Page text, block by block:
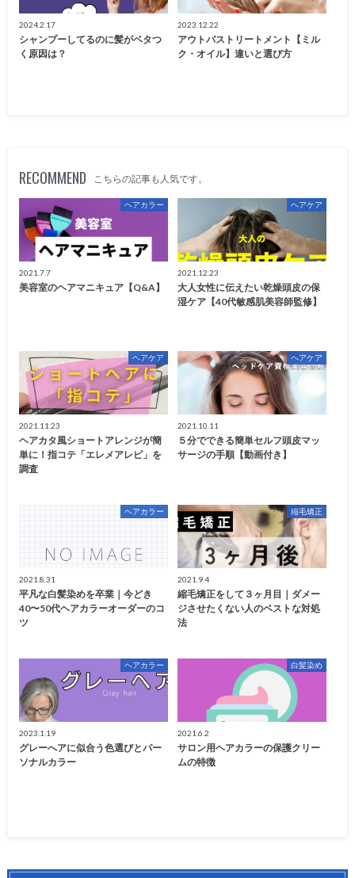
2024.2.17
シャンプーしてるのに髪がベタつ
く原因は？
2023.12.22
アウトバストリートメント【ミル
ク・オイル】違いと選び方
RECOMMEND こちらの記事も人気です。
ヘアカラー
2021.7.7
美容室のヘアマニキュア【Q&A】
ヘアケア
2021.12.23
大人女性に伝えたい乾燥頭皮の保
湿ケア【40代敏感肌美容師監修】
ヘアケア
2021.11.23
ヘアカタ風ショートアレンジが簡
単に！指コテ「エレメアレピ」を
調査
ヘアケア
2021.10.11
５分でできる簡単セルフ頭皮マッ
サージの手順【動画付き】
ヘアカラー
2021.8.31
平凡な白髪染めを卒業｜今どき
40〜50代ヘアカラーオーダーのコ
ツ
縮毛矯正
2021.9.4
縮毛矯正をして３ヶ月目｜ダメー
ジさせたくない人のベストな対処
法
ヘアカラー
2023.1.19
グレーへアに似合う色選びとパー
ソナルカラー
白髪染め
2021.6.2
サロン用ヘアカラーの保護クリー
ムの特徴